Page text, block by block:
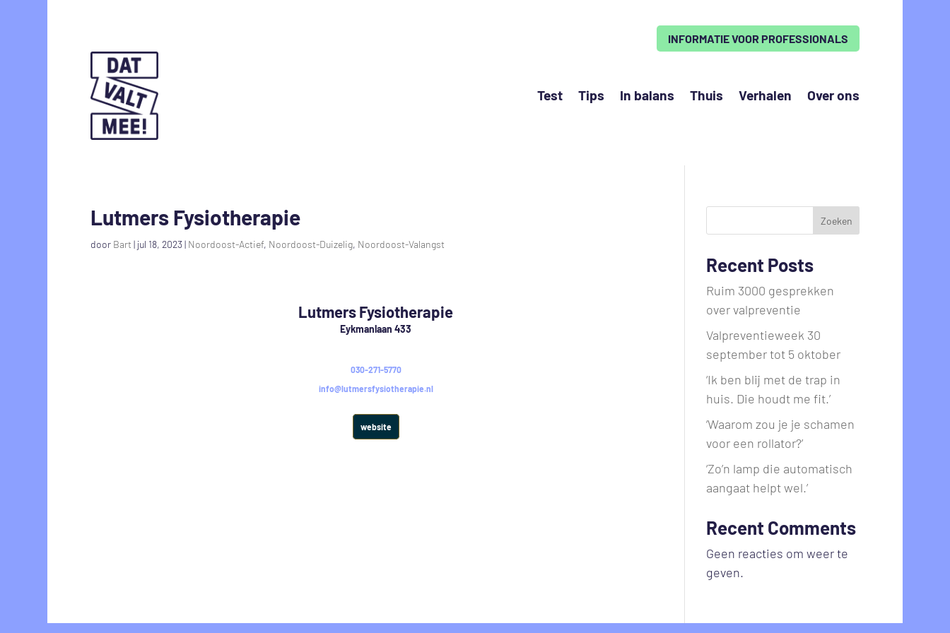
INFORMATIE VOOR PROFESSIONALS
Test Tips In balans Thuis Verhalen Over ons
Lutmers Fysiotherapie
door Bart | jul 18, 2023 | Noordoost-Actief, Noordoost-Duizelig, Noordoost-Valangst
Lutmers Fysiotherapie
Eykmanlaan 433
030-271-5770
info@lutmersfysiotherapie.nl
website
Zoeken
Recent Posts
Ruim 3000 gesprekken
over valpreventie
Valpreventieweek 30
september tot 5 oktober
‘Ik ben blij met de trap in
huis. Die houdt me fit.’
‘Waarom zou je je schamen
voor een rollator?’
‘Zo’n lamp die automatisch
aangaat helpt wel.’
Recent Comments
Geen reacties om weer te
geven.